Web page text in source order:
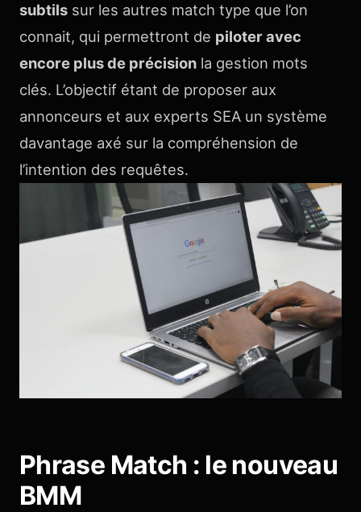
subtils sur les autres match type que l’on
connait, qui permettront de piloter avec
encore plus de précision la gestion mots
clés. L’objectif étant de proposer aux
annonceurs et aux experts SEA un système
davantage axé sur la compréhension de
l’intention des requêtes.
Phrase Match : le nouveau
BMM